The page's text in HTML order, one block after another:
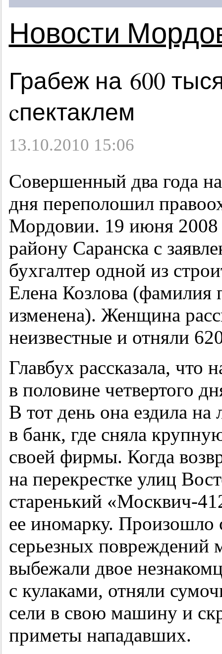
Новости
Грабеж на 600
cпектаклем
13.10.2010 15:06
Совершенный два года
дня переполошил
Мордовии. 19 июня
району Саранска с
бухгалтер одной из
Елена Козлова (фамилия
изменена). Женщина
неизвестные и отняли
Главбух рассказала, что
в половине четвертого
В тот день она ездила
в банк, где сняла
своей фирмы. Когда
на перекрестке улиц
старенький «Москвич-
ее иномарку. Произошло
серьезных
выбежали двое
с кулаками, отняли
сели в свою машину и
приметы нападавших.